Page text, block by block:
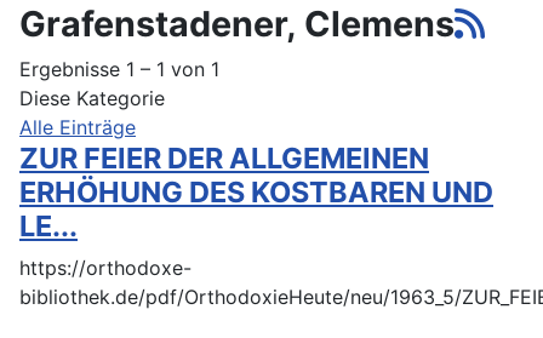
Grafenstadener, Clemens
Ergebnisse 1 – 1 von 1
Diese Kategorie
Alle Einträge
ZUR FEIER DER ALLGEMEINEN
ERHÖHUNG DES KOSTBAREN UND
LE...
https://orthodoxe-
bibliothek.de/pdf/OrthodoxieHeute/neu/1963_5/